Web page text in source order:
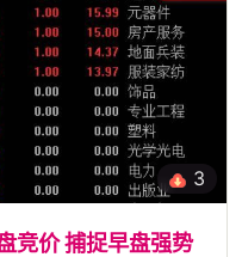
3
竞价 捕捉早盘强势